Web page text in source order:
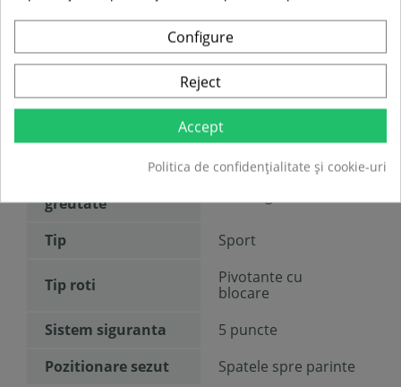
8.5 kg
Rosu
Pentru
Fete
greutate
Tip Sport
Tip roti
Pivotante cu
blocare
Sistem siguranta
5 puncte
Pozitionare sezut
Spatele spre parinte
Configure
Reject
Accept
Politica de confidențialitate și cookie-uri